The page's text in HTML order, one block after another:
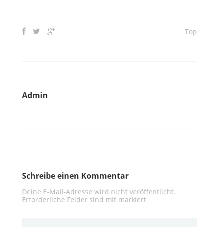
Top
Admin
Schreibe einen Kommentar
Deine E-Mail-Adresse wird nicht veröffentlicht.
Erforderliche Felder sind mit markiert